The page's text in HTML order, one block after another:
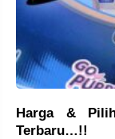
Harga &
Terbaru…!!